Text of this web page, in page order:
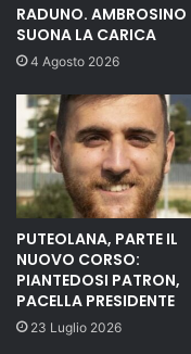
RADUNO. AMBROSINO
SUONA LA CARICA
4 Agosto 2026
PUTEOLANA, PARTE IL
NUOVO CORSO:
PIANTEDOSI PATRON,
PACELLA PRESIDENTE
23 Luglio 2026